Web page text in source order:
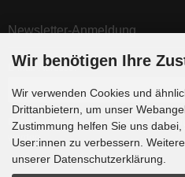
Newsletter-Anmeldung
E-Mail-Adresse:
Der Newsletter kann jederzeit hier oder
werden.
Wir benötigen Ihre
Wir verwenden Cookies und
Drittanbietern, um unser
Zustimmung helfen Sie uns
User:innen zu verbessern.
unserer Datenschutzerklärung.